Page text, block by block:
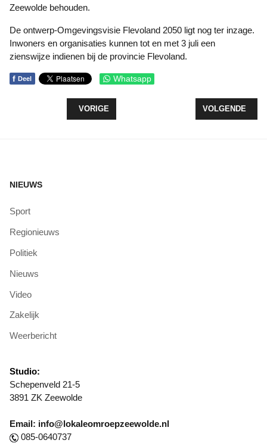
Zeewolde behouden.
De ontwerp-Omgevingsvisie Flevoland 2050 ligt nog ter inzage.
Inwoners en organisaties kunnen tot en met 3 juli een
zienswijze indienen bij de provincie Flevoland.
f Deel Whatsapp
VORIG ARTIKEL: STARTUP FLEVOLAND
VORIGE VOLGENDE
VOLGENDE
NIEUWS
Sport
Regionieuws
Politiek
Nieuws
Video
Zakelijk
Weerbericht
Studio:
Schepenveld 21-5
3891 ZK Zeewolde
Email: info@lokaleomroepzeewolde.nl
085-0640737